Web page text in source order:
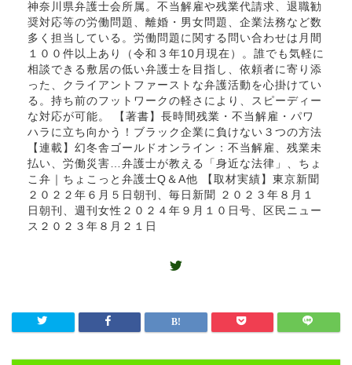
神奈川県弁護士会所属。不当解雇や残業代請求、退職勧
奨対応等の労働問題、離婚・男女問題、企業法務など数
多く担当している。労働問題に関する問い合わせは月間
１００件以上あり（令和３年10月現在）。誰でも気軽に
相談できる敷居の低い弁護士を目指し、依頼者に寄り添
った、クライアントファーストな弁護活動を心掛けてい
る。持ち前のフットワークの軽さにより、スピーディー
な対応が可能。 【著書】長時間残業・不当解雇・パワ
ハラに立ち向かう！ブラック企業に負けない３つの方法
【連載】幻冬舎ゴールドオンライン：不当解雇、残業未
払い、労働災害…弁護士が教える「身近な法律」、ちょ
こ弁｜ちょこっと弁護士Q＆A他 【取材実績】東京新聞
２０２２年６月５日朝刊、毎日新聞 ２０２３年８月１
日朝刊、週刊女性２０２４年９月１０日号、区民ニュー
ス２０２３年８月２１日